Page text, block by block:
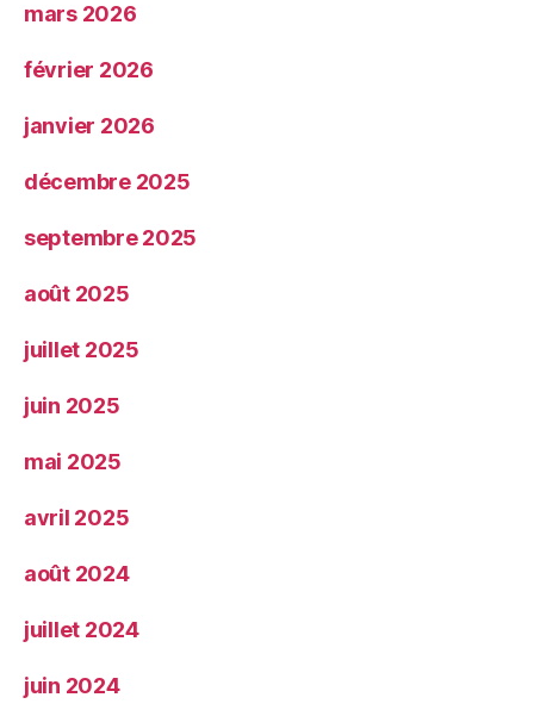
mars 2026
février 2026
janvier 2026
décembre 2025
septembre 2025
août 2025
juillet 2025
juin 2025
mai 2025
avril 2025
août 2024
juillet 2024
juin 2024